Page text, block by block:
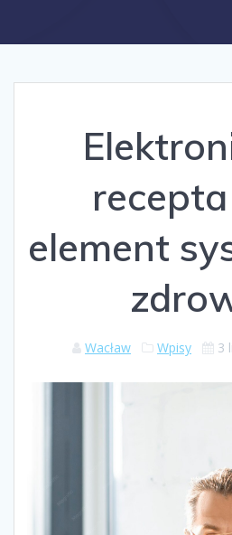
element
Wacław Wpisy 3